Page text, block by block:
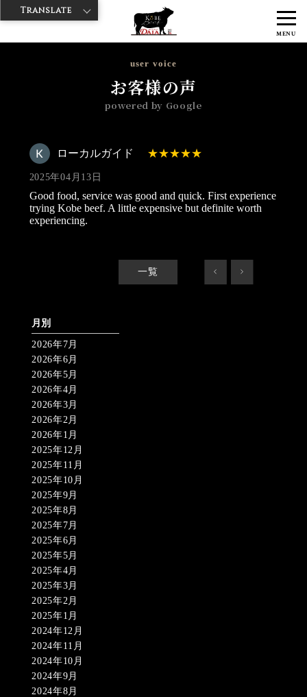
MENU
神戸牛ダイヤ > 神戸牛ダイア 浅草1号店
ローカ
user voice
お客様の声
powered by Google
ローカルガイド
2025年04月13日
Good food, service was good and quick. First experience
trying Kobe beef. A little expensive but definite worth
experiencing.
一覧 < >
月別
2026年7月
2026年6月
2026年5月
2026年4月
2026年3月
2026年2月
2026年1月
2025年12月
2025年11月
2025年10月
2025年9月
2025年8月
2025年7月
2025年6月
2025年5月
2025年4月
2025年3月
2025年2月
2025年1月
2024年12月
2024年11月
2024年10月
2024年9月
2024年8月
Translate